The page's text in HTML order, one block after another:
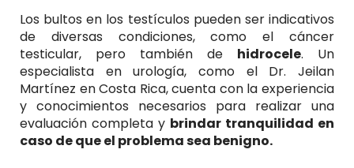
Los bultos en los testículos pueden ser indicativos
de diversas condiciones, como el cáncer
testicular, pero también de hidrocele. Un
especialista en urología, como el Dr. Jeilan
Martínez en Costa Rica, cuenta con la experiencia
y conocimientos necesarios para realizar una
evaluación completa y brindar tranquilidad en
caso de que el problema sea benigno.